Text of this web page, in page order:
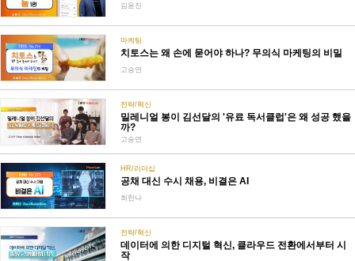
김윤진
마케팅
치토스는 왜 손에 묻어야 하나? 무의식 마케팅의 비밀
고승연
전략/혁신
밀레니얼 봉이 김선달의 '유료 독서클럽'은 왜 성공 했을
까?
고승연
HR/리더십
공채 대신 수시 채용, 비결은 AI
최한나
전략/혁신
데이터에 의한 디지털 혁신, 클라우드 전환에서부터 시
작